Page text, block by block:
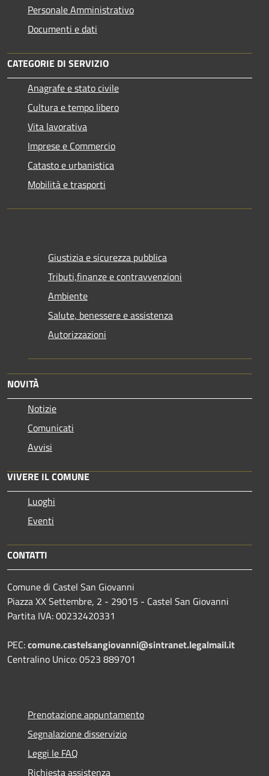
Personale Amministrativo
Documenti e dati
CATEGORIE DI SERVIZIO
Anagrafe e stato civile
Cultura e tempo libero
Vita lavorativa
Imprese e Commercio
Catasto e urbanistica
Mobilità e trasporti
Giustizia e sicurezza pubblica
Tributi,finanze e contravvenzioni
Ambiente
Salute, benessere e assistenza
Autorizzazioni
NOVITÀ
Notizie
Comunicati
Avvisi
VIVERE IL COMUNE
Luoghi
Eventi
CONTATTI
Comune di Castel San Giovanni
Piazza XX Settembre, 2 - 29015 - Castel San Giovanni
Partita IVA: 00232420331
PEC:comune.castelsangiovanni@sintranet.legalmail.it
Centralino Unico: 0523 889701
Prenotazione appuntamento
Segnalazione disservizio
Leggi le FAQ
Richiesta assistenza